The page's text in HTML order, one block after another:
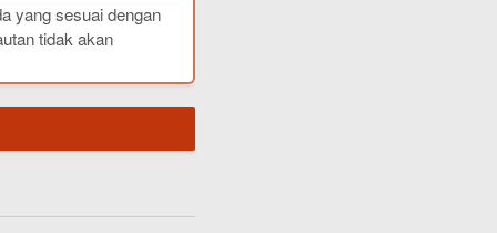
yang sesuai dengan
tidak akan